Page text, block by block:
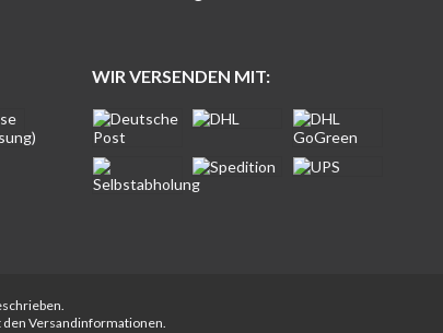
WIR VERSENDEN MIT:
Versandinformationen.